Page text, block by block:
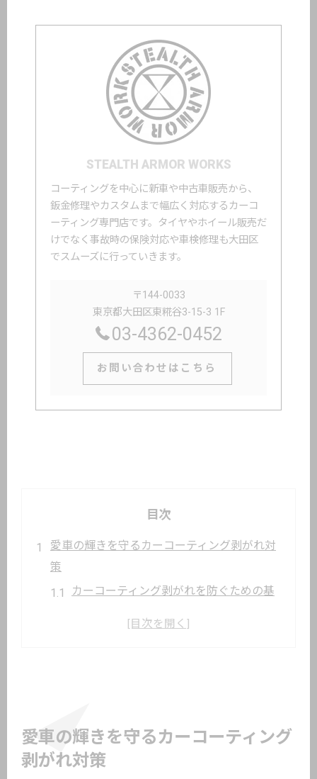
STEALTH ARMOR WORKS
コーティングを中心に新車や中古車販売から、
鈑金修理やカスタムまで幅広く対応するカーコ
ーティング専門店です。タイヤやホイール販売だ
けでなく事故時の保険対応や車検修理も大田区
でスムーズに行っていきます。
〒144-0033
東京都大田区東糀谷3-15-3 1F
03-4362-0452
お問い合わせはこちら
目次
愛車の輝きを守るカーコーティング剥がれ対
策
カーコーティング剥がれを防ぐための基
カーコーティング剥がれと費用対効果の
考え方
カーコーティング剥がれ対策の実践的な
愛車の輝きを守るカーコーティング
剥がれ対策